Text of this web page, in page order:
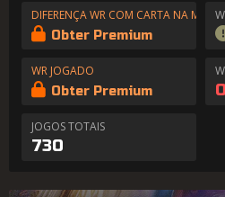
DIFERENÇA WR COM CARTA NA MÃO
Obter Premium
WR JOGADO
Obter Premium
JOGOS TOTAIS
730